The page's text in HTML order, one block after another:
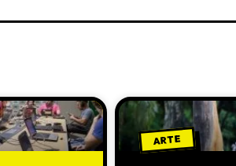
ARTE